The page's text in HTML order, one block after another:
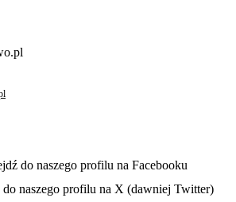
otwiera się w nowej karcie
do naszego profilu na Facebooku
karcie
do naszego profilu na X (dawniej Twitter)